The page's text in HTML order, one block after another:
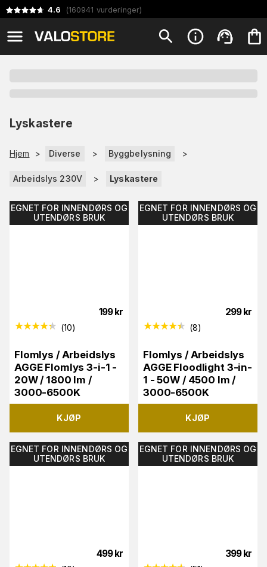
4.6 (160941 vurderinger)
Lyskastere
Hjem > Diverse > Byggbelysning >
Arbeidslys 230V > Lyskastere
EGNET FOR INNENDØRS OG
UTENDØRS BRUK
199 kr
(10)
Flomlys / Arbeidslys
AGGE Flomlys 3-i-1 -
20W / 1800 lm /
3000-6500K
KJØP
EGNET FOR INNENDØRS OG
UTENDØRS BRUK
299 kr
(8)
Flomlys / Arbeidslys
AGGE Floodlight 3-in-
1 - 50W / 4500 lm /
3000-6500K
KJØP
EGNET FOR INNENDØRS OG
UTENDØRS BRUK
499 kr
EGNET FOR INNENDØRS OG
UTENDØRS BRUK
399 kr